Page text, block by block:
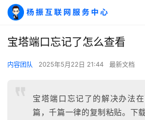
宝塔端口忘记了怎么查看
内容团队 2025年5月22日 21:44 最新文档
宝塔端口忘记了的解决办法
篇，千篇一律的复制粘贴。下